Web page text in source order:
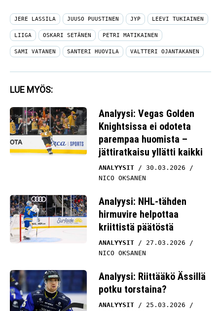
JERE LASSILA JUUSO PUUSTINEN JYP LEEVI TUKIAINEN
LIIGA OSKARI SETÄNEN PETRI MATIKAINEN
SAMI VATANEN SANTERI HUOVILA VALTTERI OJANTAKANEN
LUE MYÖS:
Analyysi: Vegas Golden
Knightsissa ei odoteta
parempaa huomista –
jättiratkaisu yllätti kaikki
ANALYYSIT
30.03.2026
NICO OKSANEN
Analyysi: NHL-tähden
hirmuvire helpottaa
kriittistä päätöstä
ANALYYSIT
27.03.2026
NICO OKSANEN
Analyysi: Riittääkö Ässillä
potku torstaina?
ANALYYSIT
25.03.2026